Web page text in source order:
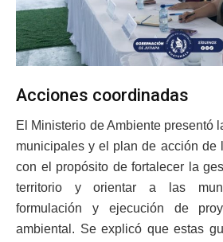
Acciones coordinadas
El Ministerio de Ambiente presentó
municipales y el plan de acción de
con el propósito de fortalecer la
territorio y orientar a las
formulación y ejecución de
ambiental. Se explicó que estas